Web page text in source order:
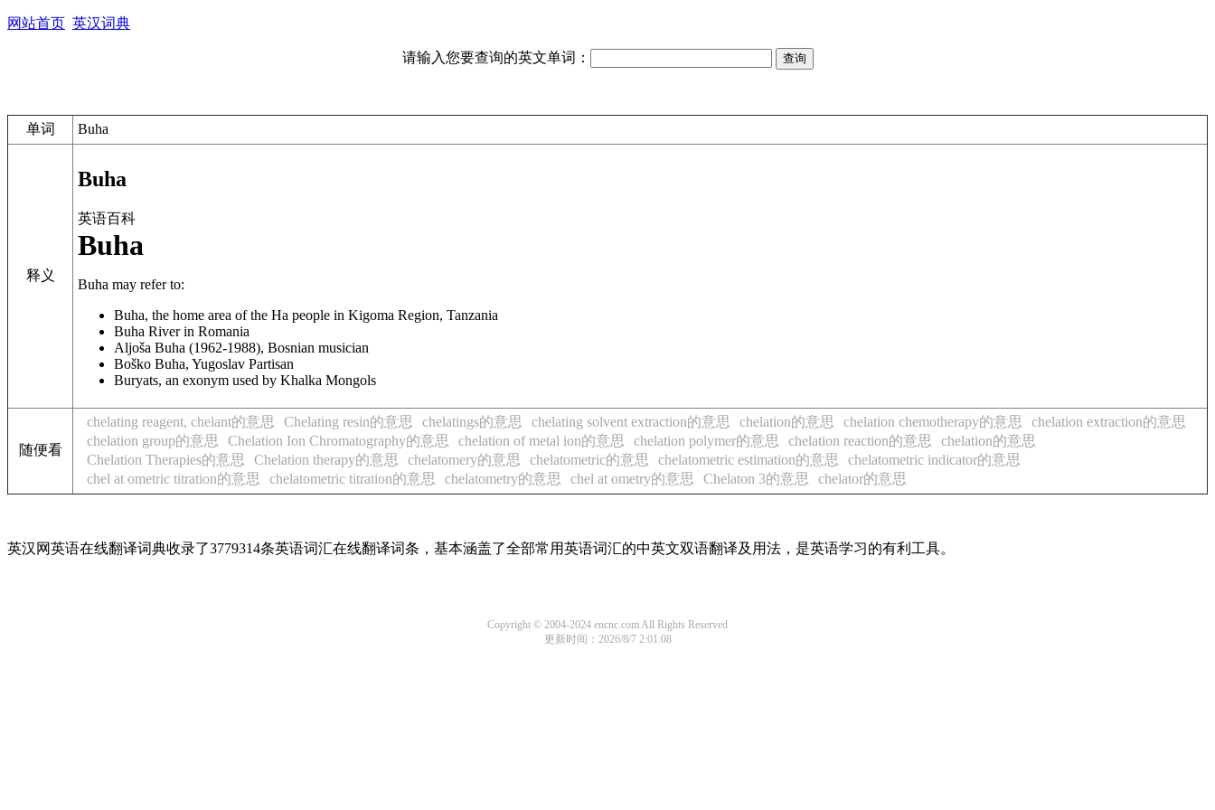
网站首页 英汉词典
请输入您要查询的英文单词：
单词 Buha
释义
Buha
英语百科
Buha
Buha may refer to:
Buha, the home area of the Ha people in Kigoma Region, Tanzania
Buha River in Romania
Aljoša Buha (1962-1988), Bosnian musician
Boško Buha, Yugoslav Partisan
Buryats, an exonym used by Khalka Mongols
随便看
chelating reagent, chelant的意思 Chelating resin的意思 chelatings的意思 chelating solvent extraction的意思 chelation的意思 chelation chemotherapy的意思
chelation extraction的意思
chelation group的意思
Chelation Ion Chromatography的意思 chelation of metal ion的意思 chelation polymer的意思 chelation reaction的意思
chelation的意思
Chelation Therapies的意思
Chelation therapy的意思 chelatomery的意思 chelatometric的意思 chelatometric estimation的意思
chelatometric indicator的意思
chel at ometric titration的意思
chelatometric titration的意思 chelatometry的意思 chel at ometry的意思 Chelaton 3的意思 chelator的意思
英汉网英语在线翻译词典收录了3779314条英语词汇在线翻译词条，基本涵盖了全部常用英语词汇的中英文双语翻译及用法，是英语学习的有利工具。
Copyright © 2004-2024 encnc.com All Rights Reserved
更新时间：2026/8/7 2:01:08